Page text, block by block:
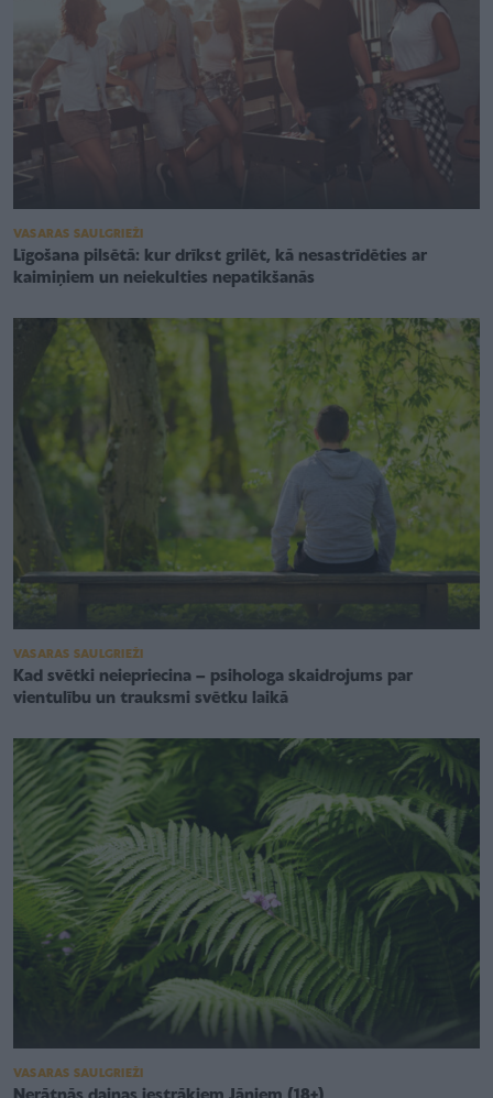
VASARAS SAULGRIEŽI
Līgošana pilsētā: kur drīkst grilēt, kā nesastrīdēties ar
kaimiņiem un neiekulties nepatikšanās
VASARAS SAULGRIEŽI
Kad svētki neiepriecina – psihologa skaidrojums par
vientulību un trauksmi svētku laikā
VASARAS SAULGRIEŽI